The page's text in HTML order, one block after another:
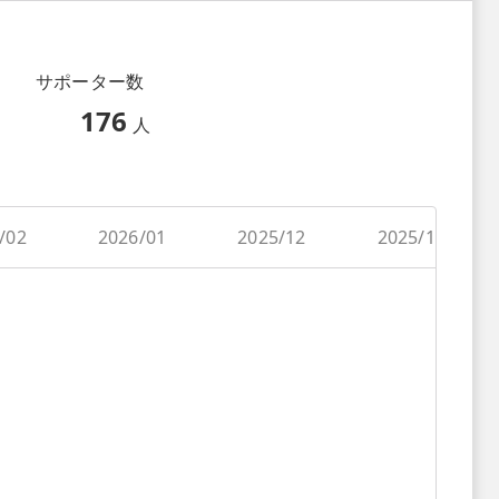
サポーター数
176 人
02 2026/01 2025/12 2025/11